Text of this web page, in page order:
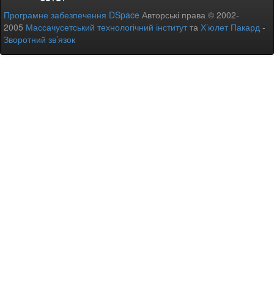
Програмне забезпечення DSpace Авторські права © 2002-
2005 Массачусетський технологічний інститутта Х’юлет Пакард -
Зворотний зв’язок